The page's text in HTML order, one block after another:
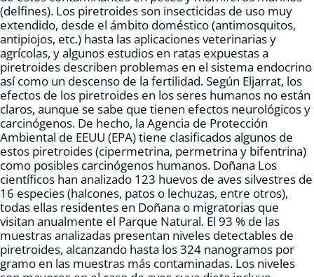
(delfines). Los piretroides son insecticidas de uso muy
extendido, desde el ámbito doméstico (antimosquitos,
antipiojos, etc.) hasta las aplicaciones veterinarias y
agrícolas, y algunos estudios en ratas expuestas a
piretroides describen problemas en el sistema endocrino
así como un descenso de la fertilidad. Según Eljarrat, los
efectos de los piretroides en los seres humanos no están
claros, aunque se sabe que tienen efectos neurológicos y
carcinógenos. De hecho, la Agencia de Protección
Ambiental de EEUU (EPA) tiene clasificados algunos de
estos piretroides (cipermetrina, permetrina y bifentrina)
como posibles carcinógenos humanos. Doñana Los
científicos han analizado 123 huevos de aves silvestres de
16 especies (halcones, patos o lechuzas, entre otros),
todas ellas residentes en Doñana o migratorias que
visitan anualmente el Parque Natural. El 93 % de las
muestras analizadas presentan niveles detectables de
piretroides, alcanzando hasta los 324 nanogramos por
gramo en las muestras más contaminadas. Los niveles